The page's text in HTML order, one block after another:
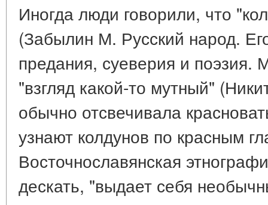
Иногда люди говорили, что
(Забылин М. Русский народ.
предания, суеверия и поэзия.
"взгляд какой-то мутный"
обычно отсвечивала
узнают колдунов по красным
Восточнославянская
дескать, "выдает себя